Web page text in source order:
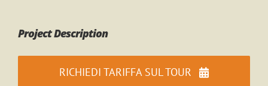
Project Description
RICHIEDI TARIFFA SUL TOUR